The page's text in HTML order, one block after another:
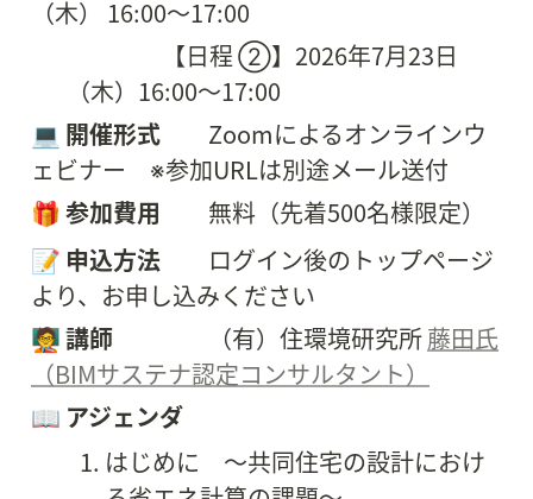
（木） 16:00〜17:00
（木）16:00〜17:00
💻 開催形式
Zoomによるオンラインウ
ェビナー　※参加URLは別途メール送付
🎁 参加費用 無料（先着500名様限定）
📝 申込方法 ログイン後のトップページ
より、お申し込みください
🧑‍🏫 講師 （有）住環境研究所 藤田氏
（BIMサステナ認定コンサルタント）
📖 アジェンダ
はじめに　〜共同住宅の設計におけ